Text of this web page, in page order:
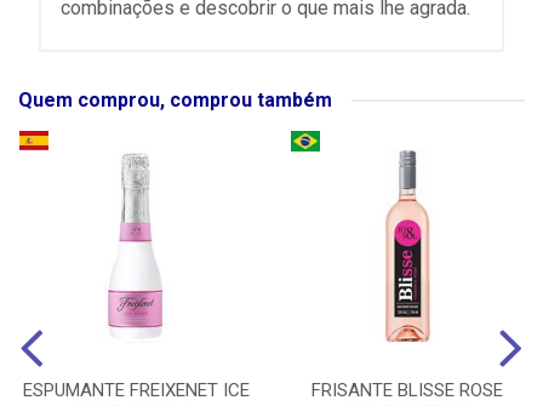
combinações e descobrir o que mais lhe agrada.
Quem comprou, comprou também
ESPUMANTE FREIXENET ICE
FRISANTE BLISSE ROSE